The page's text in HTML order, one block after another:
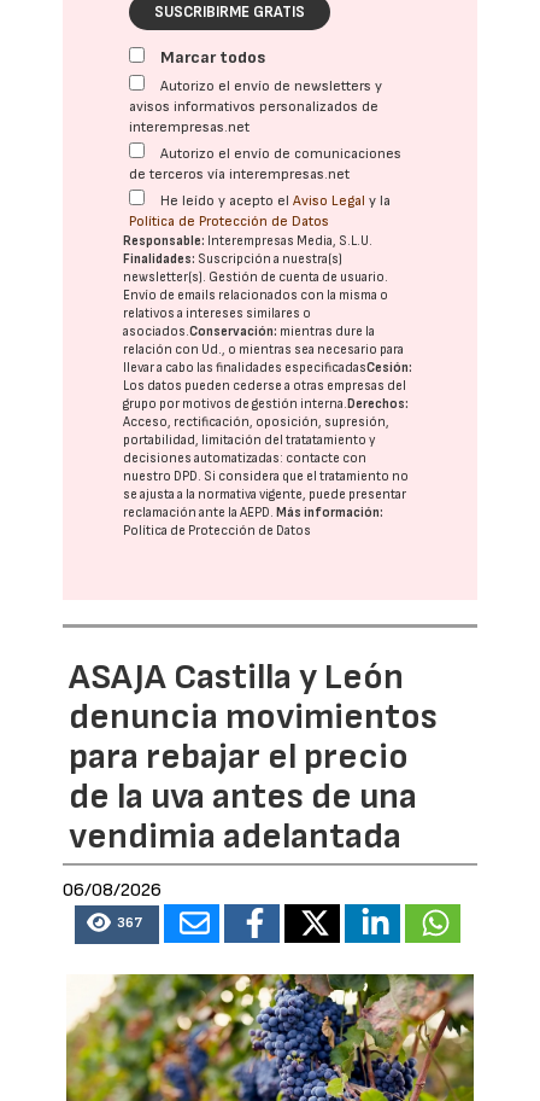
SUSCRIBIRME GRATIS
Marcar todos
Autorizo el envío de newsletters y
avisos informativos personalizados de
interempresas.net
Autorizo el envío de comunicaciones
de terceros vía interempresas.net
He leído y acepto elAviso Legal y la
Política de Protección de Datos
Responsable: Interempresas Media, S.L.U.
Finalidades: Suscripción a nuestra(s)
newsletter(s). Gestión de cuenta de usuario.
Envío de emails relacionados con la misma o
relativos a intereses similares o
asociados.Conservación: mientras dure la
relación con Ud., o mientras sea necesario para
llevar a cabo las finalidades especificadasCesión:
Los datos pueden cederse a otras empresas del
grupo por motivos de gestión interna.Derechos:
Acceso, rectificación, oposición, supresión,
portabilidad, limitación del tratatamiento y
decisiones automatizadas: contacte con
nuestro DPD. Si considera que el tratamiento no
se ajusta a la normativa vigente, puede presentar
reclamación ante laAEPD.Más información:
Política de Protección de Datos
ASAJA Castilla y León
denuncia movimientos
para rebajar el precio
de la uva antes de una
vendimia adelantada
06/08/2026
367